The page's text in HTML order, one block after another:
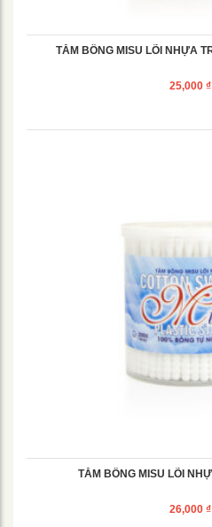
TĂM BÔNG MISU LÕI NHỰA
25,000 ₫
TĂM BÔNG MISU LÕI
26,000 ₫